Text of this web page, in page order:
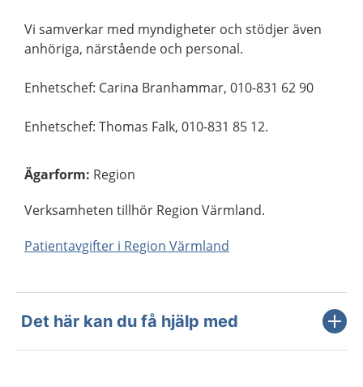
Vi samverkar med myndigheter och stödjer även
anhöriga, närstående och personal.
Enhetschef: Carina Branhammar, 010-831 62 90
Enhetschef: Thomas Falk, 010-831 85 12.
Ägarform: Region
Verksamheten tillhör Region Värmland.
Patientavgifter i Region Värmland
Det här kan du få hjälp med